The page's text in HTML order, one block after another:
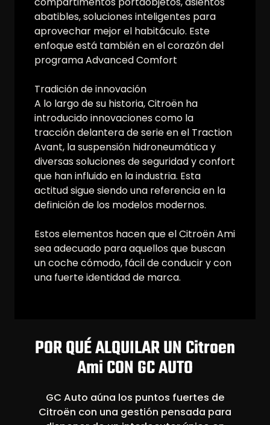
abatibles, soluciones inteligentes para
aprovechar mejor el habitáculo. Este
enfoque está también en el corazón del
programa Advanced Comfort
Tradición de innovación
A lo largo de su historia, Citroën ha
introducido innovaciones como la
tracción delantera de serie en el Traction
Avant, la suspensión hidroneumática y
diversas soluciones de seguridad y confort
que han influido en la industria. Esta
actitud sigue siendo una referencia en la
definición de los modelos modernos.
Estos elementos hacen que el Citroën Ami
sea adecuado para aquellos que buscan
un coche cómodo, fácil de conducir y con
una fuerte identidad de marca.
POR QUÉ ALQUILAR UN Citroen
Ami CON GC AUTO
GC Auto aúna los puntos fuertes de
Citroën con una gestión pensada para